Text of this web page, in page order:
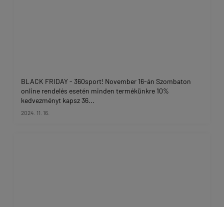
BLACK FRIDAY - 360sport! November 16-án Szombaton
online rendelés esetén minden termékünkre 10%
kedvezményt kapsz 36...
2024. 11. 16.